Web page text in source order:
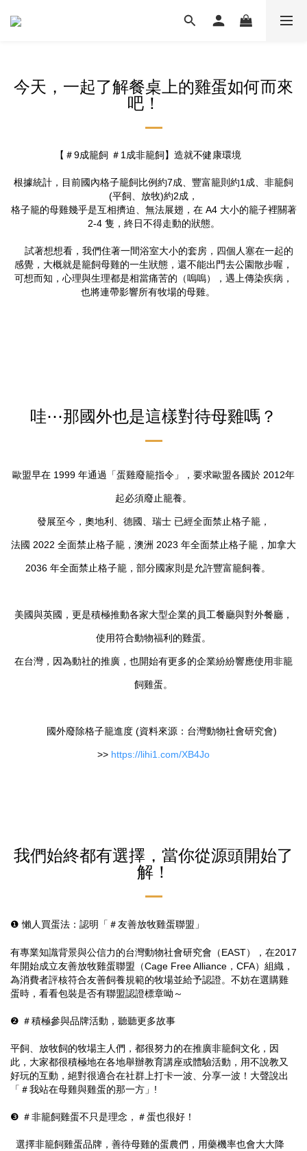
今天，一起了解餐桌上的雞蛋如何而來
吧！ ​
【 ＃9成籠飼 ＃1成非籠飼】造就不健康環境 ​
根據統計，目前國內格子籠飼比例約7成、豐富籠則約1成、非籠飼
(平飼、放牧)約2成，
格子籠的母雞幾乎是互相擠迫、無法展翅，在 A4 大小的籠子裡關著
2-4 隻，終日不得走動的狀態。​
試著想想看，我們住著一間浴室大小的套房，四個人塞在一起的
感覺，大概就是籠飼母雞的一生狀態，還不能出門去公園散步喔，
可想而知，心理與生理都是相當痛苦的（嗚嗚），遇上傳染疾病，
也將連帶影響所有牧場的母雞。 ​
哇⋯那國外也是這樣對待母雞嗎 ？​
歐盟早在 1999 年通過「蛋雞廢籠指令」，要求歐盟各國於 2012年
起必須廢止籠養。
發展至今，奧地利、德國、瑞士 已經全面禁止格子籠，
法國 2022 全面禁止格子籠，澳洲 2023 年全面禁止格子籠，加拿大
2036 年全面禁止格子籠，部分國家則是允許豐富籠飼養。 ​
美國與英國，更是積極推動各家大型企業的員工餐廳與對外餐廳，
使用符合動物福利的雞蛋。
在台灣，因為動社的推廣，也開始有更多的企業紛紛響應使用非籠
飼雞蛋。​
國外廢除格子籠進度 (資料來源： 台灣動物社會研究會)
>> https://lihi1.com/XB4Jo​
我們始終都有選擇 ，當你從源頭開始了
解！
❶懶人買蛋法：認明「 ＃友善放牧雞蛋聯盟 」
有專業知識背景與公信力的台灣動物社會研究會（EAST），在2017
年開始成立友善放牧雞蛋聯盟（Cage Free Alliance，CFA）組織，
為消費者評核符合友善飼養規範的牧場並給予認證。不妨在選購雞
蛋時，看看包裝是否有聯盟認證標章呦～ ​
❷ ＃積極參與品牌活動 ，聽聽更多故事 ​
平飼、放牧飼的牧場主人們，都很努力的在推廣非籠飼文化，因
此，大家都很積極地在各地舉辦教育講座或體驗活動，用不說教又
好玩的互動，絕對很適合在社群上打卡一波、分享一波！大聲說出
「 ＃我站在母雞與雞蛋的那一方 」​!
❸ ＃非籠飼雞蛋不只是理念 ， ＃蛋也很好 ！​
選擇非籠飼雞蛋品牌，善待母雞的蛋農們，用藥機率也會大大降